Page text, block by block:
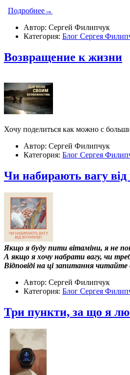
Подробнее→
Автор: Сергей Филипчук
Категория: Блог Сергея
​Возвращение к жизни
Хочу поделиться как можно с
Автор: Сергей Филипчук
Категория: Блог Сергея
Чи набирають вагу від
Якщо я буду пити вітаміни, я не
А якщо я хочу набрати вагу, чи
Відповіді на ці запитання
Автор: Сергей Филипчук
Категория: Блог Сергея
Три пункти, за що я